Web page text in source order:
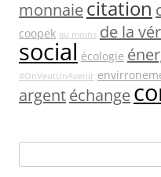
monnaiecitation
coopek au moins de la
social écologie
#OnVeutUnAvenir
argentéchange